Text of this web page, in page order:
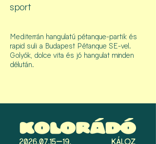
sport
Mediterrán hangulatú pétanque-partik és
rapid suli a Budapest Pétanque SE-vel.
Golyók, dolce vita és jó hangulat minden
délután.